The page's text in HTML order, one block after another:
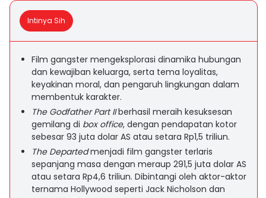
Intinya Sih
Film gangster mengeksplorasi dinamika hubungan
dan kewajiban keluarga, serta tema loyalitas,
keyakinan moral, dan pengaruh lingkungan dalam
membentuk karakter.
The Godfather Part IIberhasil meraih kesuksesan
gemilang di box office, dengan pendapatan kotor
sebesar 93 juta dolar AS atau setara Rp1,5 triliun.
The Departedmenjadi film gangster terlaris
sepanjang masa dengan meraup 291,5 juta dolar AS
atau setara Rp4,6 triliun. Dibintangi oleh aktor-aktor
ternama Hollywood seperti Jack Nicholson dan